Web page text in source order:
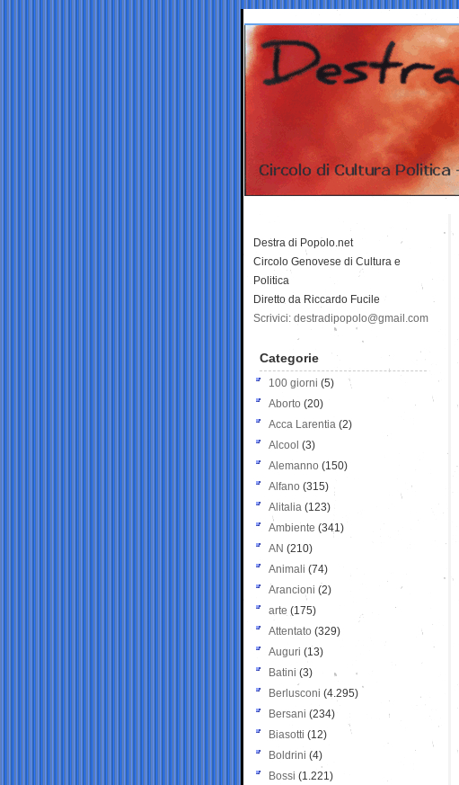
Destra di Popolo.net
Circolo Genovese di Cultura e
Politica
Diretto da Riccardo Fucile
Scrivici: destradipopolo@gmail.com
Categorie
100 giorni (5)
Aborto (20)
Acca Larentia (2)
Alcool (3)
Alemanno (150)
Alfano (315)
Alitalia (123)
Ambiente (341)
AN (210)
Animali (74)
Arancioni (2)
arte (175)
Attentato (329)
Auguri (13)
Batini (3)
Berlusconi (4.295)
Bersani (234)
Biasotti (12)
Boldrini (4)
Bossi (1.221)